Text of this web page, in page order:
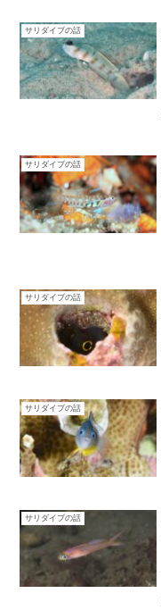
サリダイブの話
サリダイブの話
サリダイブの話
サリダイブの話
サリダイブの話